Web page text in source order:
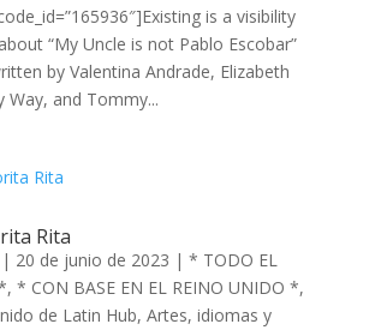
is a visibility
“My Uncle is not Pablo Escobar”
by Valentina Andrade, Elizabeth
Way, and Tommy...
Rita
| 20 de junio de 2023 | * TODO EL
, * CON BASE EN EL REINO UNIDO *,
de Latin Hub, Artes, idiomas y